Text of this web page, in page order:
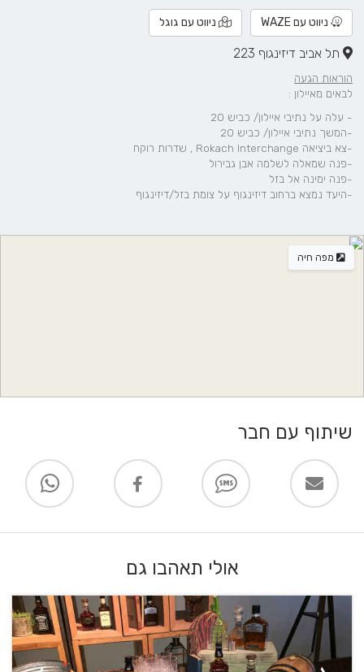
ניווט עם WAZE ניווט עם גוגל
תל אביב דיזינגוף 223
הוראות הגעה
לבאים מאיילון :
- עלה על נתיבי איילון/ כביש 20
-המשך נתיבי איילון/ כביש 20
-צא ביציאה ‪Rokach Interchange‬‏ , שדרות רוקח
-פנה שמאלה לשלמה אבן גבירול
-פנה ימינה אל בזל
-היעד נמצא ברחוב דיזינגוף על צומת בזל/דיזינגוף
מפה חיה
שיתוף עם חבר
אולי תאהבו גם